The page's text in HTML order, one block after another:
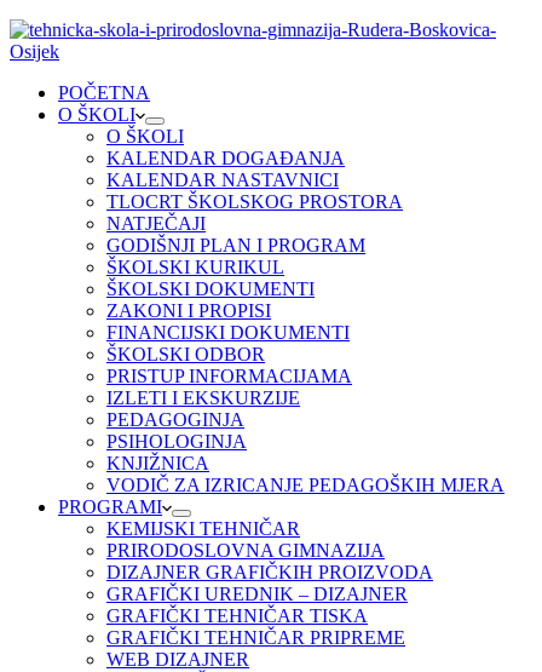
POČETNA
O ŠKOLI
O ŠKOLI
KALENDAR DOGAĐANJA
KALENDAR NASTAVNICI
TLOCRT ŠKOLSKOG PROSTORA
NATJEČAJI
GODIŠNJI PLAN I PROGRAM
ŠKOLSKI KURIKUL
ŠKOLSKI DOKUMENTI
ZAKONI I PROPISI
FINANCIJSKI DOKUMENTI
ŠKOLSKI ODBOR
PRISTUP INFORMACIJAMA
IZLETI I EKSKURZIJE
PEDAGOGINJA
PSIHOLOGINJA
KNJIŽNICA
VODIČ ZA IZRICANJE PEDAGOŠKIH MJERA
PROGRAMI
KEMIJSKI TEHNIČAR
PRIRODOSLOVNA GIMNAZIJA
DIZAJNER GRAFIČKIH PROIZVODA
GRAFIČKI UREDNIK – DIZAJNER
GRAFIČKI TEHNIČAR TISKA
GRAFIČKI TEHNIČAR PRIPREME
WEB DIZAJNER